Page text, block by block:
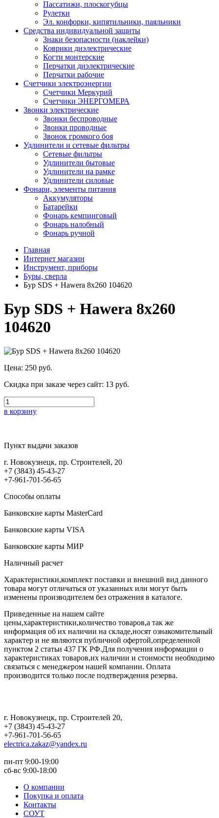
Пассатижи, плоскогубцы
Рулетки
Эл. конфорки, кипятильники, паяльники
Средства индивидуальной защиты
Знаки безопасности (наклейки)
Коврики диэлектрические
Когти монтерские
Перчатки диэлектрические
Перчатки рабочие
Счетчики электроэнергии
Счетчики Меркурий
Счетчики ЭНЕРГОМЕРА
Звонки электрические
Звонки беспроводные
Звонки проводные
Звонок громкого боя
Удлинители и сетевые фильтры
Сетевые фильтры
Удлинители бытовые
Удлинители на рамке
Удлинители силовые
Фонари, элементы питания
Аккумуляторы
Батарейки
Фонарь кемпинговый
Фонарь налобный
Фонарь ручной
Главная
Интернет магазин
Инструмент, приборы
Буры, сверла
Бур SDS + Hawera 8x260 104620
Бур SDS + Hawera 8x260
104620
Цена: 250 руб.
Скидка при заказе через сайт: 13 руб.
в корзину
Пункт выдачи заказов
г. Новокузнецк, пр. Строителей, 20
+7 (3843) 45-43-27
+7-961-701-56-65
Способы оплаты
Банковские карты MasterCard
Банковские карты VISA
Банковские карты МИР
Наличный расчет
Характеристики,комплект поставки и внешний вид данного
товара могут отличаться от указанных или могут быть
изменены производителем без отражения в каталоге.
Приведенные на нашем сайте
цены,характеристики,количество товаров,а так же
информация об их наличии на складе,носят ознакомительный
характер и не являются публичной офертой,определенной
пунктом 2 статьи 437 ГК РФ.Для получения информации о
характеристиках товаров,их наличии и стоимости необходимо
связаться с менеджером нашей компании. Оплата
производится только после подтверждения резерва.
г. Новокузнецк, пр. Строителей 20,
+7 (3843) 45-43-27
+7-961-701-56-65
electrica.zakaz@yandex.ru
пн-пт 9:00-19:00
сб-вс 9:00-18:00
О компании
Покупка и оплата
Контакты
СОУТ